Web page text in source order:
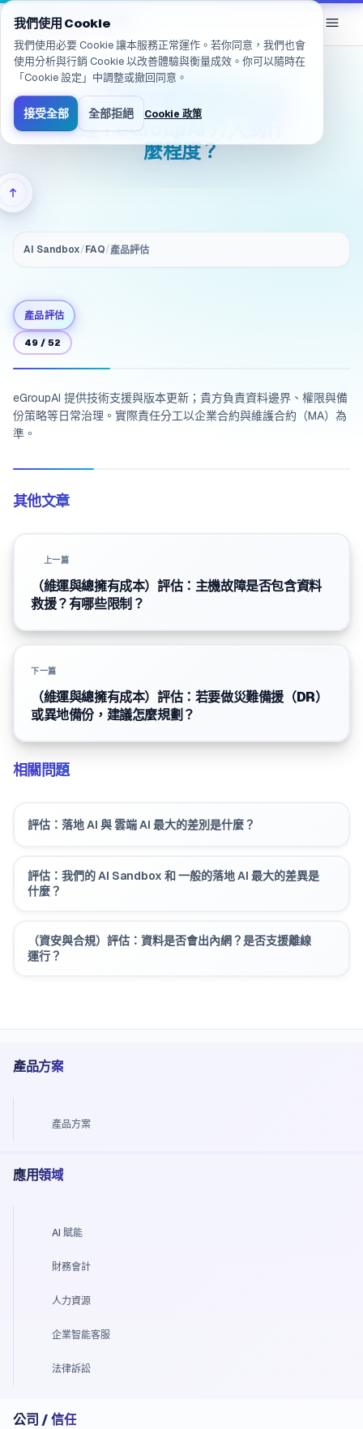
已導航至 /zh-TW/products/ai-sandbox/faq/
eGroupAI/AI 沙盒
（維運與總擁有成本）評
估：導入後誰負責日常維
運？eGroupAI 介入到什
麼程度？
AI Sandbox/FAQ/產品評估
產品評估
49 / 52
eGroupAI 提供技術支援與版本更新；貴方負責資料邊界、權限與備
份策略等日常治理。實際責任分工以企業合約與維護合約（MA）為
準。
其他文章
上一篇
（維運與總擁有成本）評估：主機故障是否包含資料
救援？有哪些限制？
下一篇
（維運與總擁有成本）評估：若要做災難備援（DR）
或異地備份，建議怎麼規劃？
相關問題
評估：落地 AI 與 雲端 AI 最大的差別是什麼？
評估：我們的 AI Sandbox 和 一般的落地 AI 最大的差異是
什麼？
（資安與合規）評估：資料是否會出內網？是否支援離線
運行？
產品方案
產品方案
應用領域
AI 賦能
財務會計
人力資源
企業智能客服
法律訴訟
公司 / 信任
我們使用 Cookie
我們使用必要 Cookie 讓本服務正常運作。若你同意，我們也會
使用分析與行銷 Cookie 以改善體驗與衡量成效。你可以隨時在
「Cookie 設定」中調整或撤回同意。
接受全部 全部拒絕 Cookie 政策